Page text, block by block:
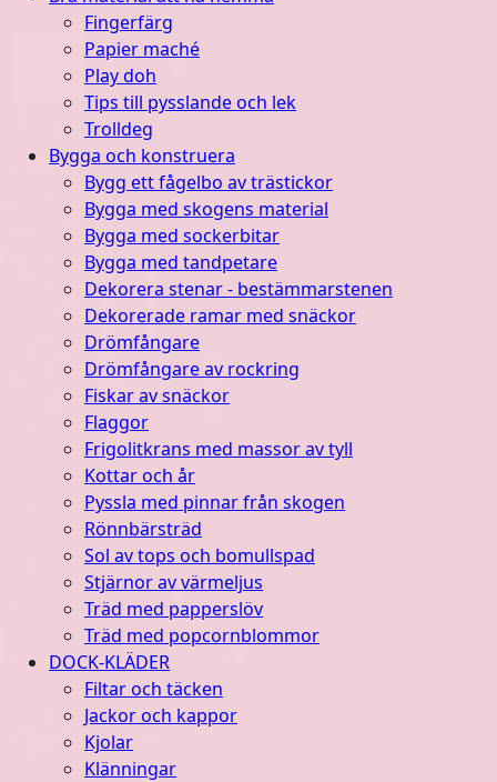
Fingerfärg
Papier maché
Play doh
Tips till pysslande och lek
Trolldeg
Bygga och konstruera
Bygg ett fågelbo av trästickor
Bygga med skogens material
Bygga med sockerbitar
Bygga med tandpetare
Dekorera stenar - bestämmarstenen
Dekorerade ramar med snäckor
Drömfångare
Drömfångare av rockring
Fiskar av snäckor
Flaggor
Frigolitkrans med massor av tyll
Kottar och år
Pyssla med pinnar från skogen
Rönnbärsträd
Sol av tops och bomullspad
Stjärnor av värmeljus
Träd med papperslöv
Träd med popcornblommor
DOCK-KLÄDER
Filtar och täcken
Jackor och kappor
Kjolar
Klänningar